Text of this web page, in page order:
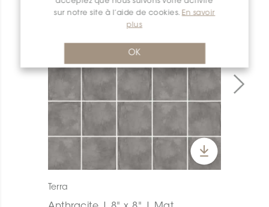
sur notre site à l’aide de cookies. En savoir
plus
OK
Terra